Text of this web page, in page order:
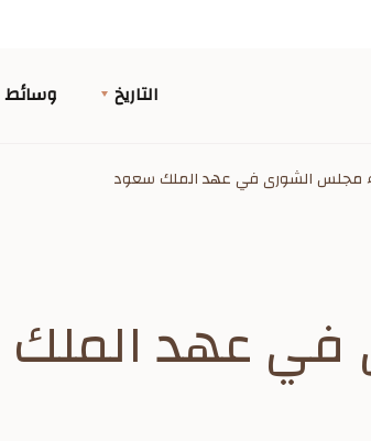
التاريخ وسائط
مجلس الشورى في عهد الملك سعود
في عهد